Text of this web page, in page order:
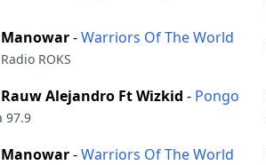
Manowar-Warriors Of The World
ROKS
Rauw Alejandro Ft Wizkid - Pongo
97.9
Manowar-Warriors Of The World